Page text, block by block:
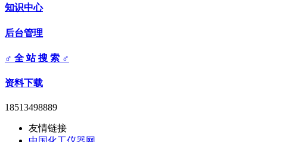
知识中心
后台管理
♂ 全 站 搜 索 ♂
资料下载
18513498889
友情链接